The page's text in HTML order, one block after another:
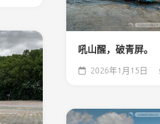
吼山醒，破青屏。
2026年1月15日